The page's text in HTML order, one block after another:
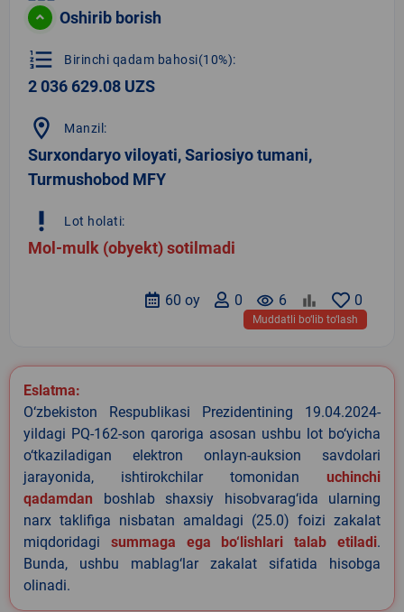
Oshirib borish
format_list_numbered Birinchi qadam bahosi(10%):
2 036 629.08 UZS
location_on Manzil:
Surxondaryo viloyati, Sariosiyo tumani,
Turmushobod MFY
priority_high Lot holati:
Mol-mulk (obyekt) sotilmadi
0
remove_red_eye 6
0
60 oy
Muddatli bo‘lib to‘lash
Eslatma:
O‘zbekiston Respublikasi Prezidentining 19.04.2024-
yildagi PQ-162-son qaroriga asosan ushbu lot bo‘yicha
o‘tkaziladigan elektron onlayn-auksion savdolari
jarayonida, ishtirokchilar tomonidan uchinchi
qadamdan boshlab shaxsiy hisobvarag‘ida ularning
narx taklifiga nisbatan amaldagi (25.0) foizi zakalat
miqdoridagi summaga ega bo‘lishlari talab etiladi.
Bunda, ushbu mablag‘lar zakalat sifatida hisobga
olinadi.